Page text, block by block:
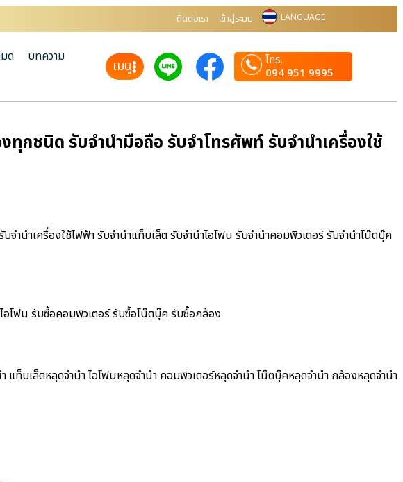
ติดต่อเรา เข้าสู่ระบบ LANGUAGE
ด
บทความ
เมนู
โทร.
094 951 9995
กชนิด รับจำนำมือถือ รับจำโทรศัพท์ รับจำนำเครื่องใช้
นำเครื่องใช้ไฟฟ้า รับจำนำแท็บเล็ต รับจำนำไอโฟน รับจำนำคอมพิวเตอร์ รับจำนำโน๊ตบุ๊ค
โฟน รับซื้อคอมพิวเตอร์ รับซื้อโน๊ตบุ๊ค รับซื้อกล้อง
ท็บเล็ตหลุดจำนำ ไอโฟนหลุดจำนำ คอมพิวเตอร์หลุดจำนำ โน๊ตบุ๊คหลุดจำนำ กล้องหลุดจำนำ